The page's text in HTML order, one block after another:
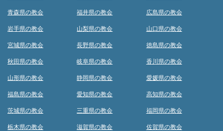
青森県の教会
岩手県の教会
宮城県の教会
秋田県の教会
山形県の教会
福島県の教会
茨城県の教会
栃木県の教会
福井県の教会
山梨県の教会
長野県の教会
岐阜県の教会
静岡県の教会
愛知県の教会
三重県の教会
滋賀県の教会
広島県の教会
山口県の教会
徳島県の教会
香川県の教会
愛媛県の教会
高知県の教会
福岡県の教会
佐賀県の教会